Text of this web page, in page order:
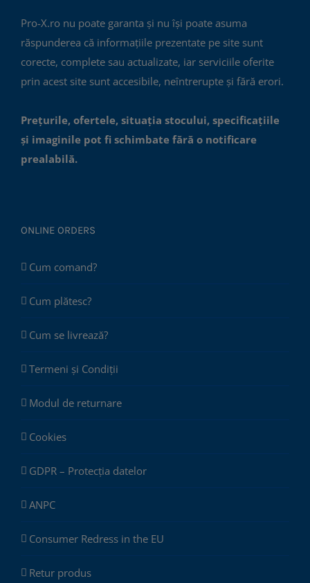
Pro-X.ro nu poate garanta și nu își poate asuma
răspunderea că informațiile prezentate pe site sunt
corecte, complete sau actualizate, iar serviciile oferite
prin acest site sunt accesibile, neîntrerupte și fără erori.
Prețurile, ofertele, situația stocului, specificațiile
și imaginile pot fi schimbate fără o notificare
prealabilă.
ONLINE ORDERS
Cum comand?
Cum plătesc?
Cum se livrează?
Termeni și Condiții
Modul de returnare
Cookies
GDPR – Protecția datelor
ANPC
Consumer Redress in the EU
Retur produs